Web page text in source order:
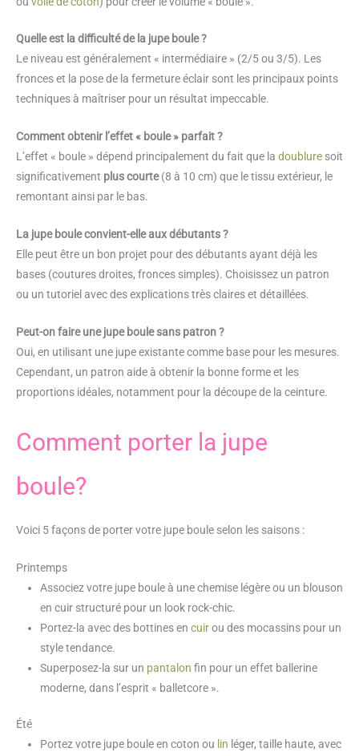
Quelle est la difficulté de la jupe boule ?
Le niveau est généralement « intermédiaire » (2/5 ou 3/5). Les
fronces et la pose de la fermeture éclair sont les principaux points
techniques à maîtriser pour un résultat impeccable.
Comment obtenir l’effet « boule » parfait ?
L’effet « boule » dépend principalement du fait que la doublure soit
significativement plus courte(8 à 10 cm) que le tissu extérieur, le
remontant ainsi par le bas.
La jupe boule convient-elle aux débutants ?
Elle peut être un bon projet pour des débutants ayant déjà les
bases (coutures droites, fronces simples). Choisissez un patron
ou un tutoriel avec des explications très claires et détaillées.
Peut-on faire une jupe boule sans patron ?
Oui, en utilisant une jupe existante comme base pour les mesures.
Cependant, un patron aide à obtenir la bonne forme et les
proportions idéales, notamment pour la découpe de la ceinture.
Comment porter la jupe
boule?
Voici 5 façons de porter votre jupe boule selon les saisons :
Printemps
Associez votre jupe boule à une chemise légère ou un blouson
en cuir structuré pour un look rock-chic.
Portez-la avec des bottines en cuirou des mocassins pour un
style tendance.
Superposez-la sur un pantalon fin pour un effet ballerine
moderne, dans l’esprit « balletcore ».
Été
Portez votre jupe boule en coton ou lin léger, taille haute, avec